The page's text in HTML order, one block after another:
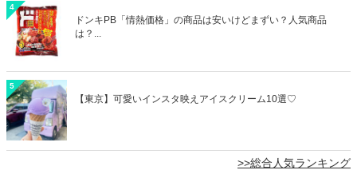
4
ドンキPB「情熱価格」の商品は安いけどまずい？人気商品
は？...
5
【東京】可愛いインスタ映えアイスクリーム10選♡
>>総合人気ランキング